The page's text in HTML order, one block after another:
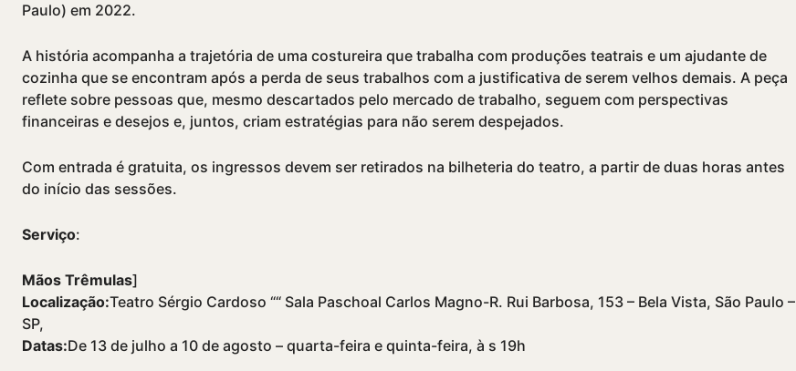
Paulo) em 2022.
A história acompanha a trajetória de uma costureira que trabalha com produções teatrais e um ajudante de
cozinha que se encontram após a perda de seus trabalhos com a justificativa de serem velhos demais. A peça
reflete sobre pessoas que, mesmo descartados pelo mercado de trabalho, seguem com perspectivas
financeiras e desejos e, juntos, criam estratégias para não serem despejados.
Com entrada é gratuita, os ingressos devem ser retirados na bilheteria do teatro, a partir de duas horas antes
do iní­cio das sessões.
Serviço:
Mãos Trêmulas]
Localização:Teatro Sérgio Cardoso ““ Sala Paschoal Carlos Magno-R. Rui Barbosa, 153 – Bela Vista, São Paulo –
SP,
Datas:De 13 de julho a 10 de agosto – quarta-feira e quinta-feira, à s 19h